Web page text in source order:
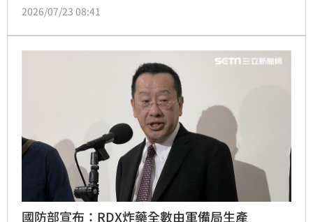
問北市府產發局長陳俊安「是團購？還是認購？」，大
同仁共同來認購」，引發爭議。晚間，蔣萬安受訪時澄
清，鳳梨釋迦團購是他與市府首長們的自發性
2026/07/23 08:41
國防部宣布：RDX炸藥全數由軍備局生產